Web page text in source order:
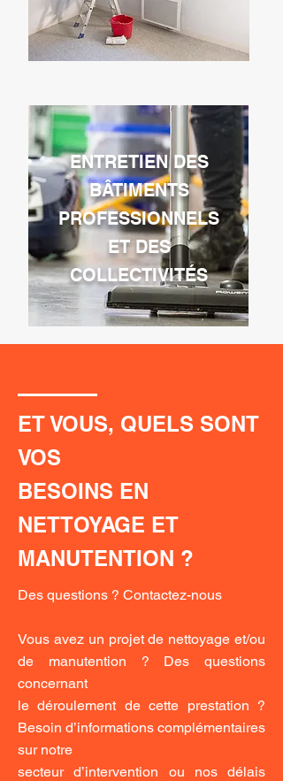
ENTRETIEN DES
BÂTIMENTS
PROFESSIONNELS
ET DES
COLLECTIVITÉS
ET VOUS, QUELS SONT
VOS
BESOINS EN
NETTOYAGE ET
MANUTENTION ?
Des questions ? Contactez-nous
Vous avez un projet de nettoyage et/ou
de manutention ? Des questions
concernant
le déroulement de cette prestation ?
Besoin d’informations complémentaires
sur notre
secteur d’intervention ou nos délais